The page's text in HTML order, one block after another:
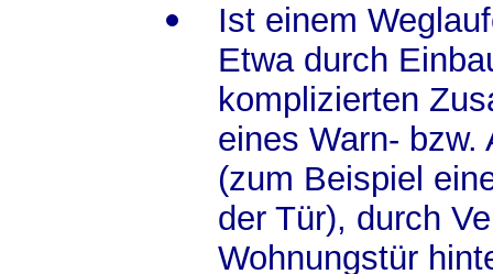
Ist einem
Etwa durch
komplizierten
eines Warn- bzw.
(zum Beispiel
der Tür), durch
Wohnungstür